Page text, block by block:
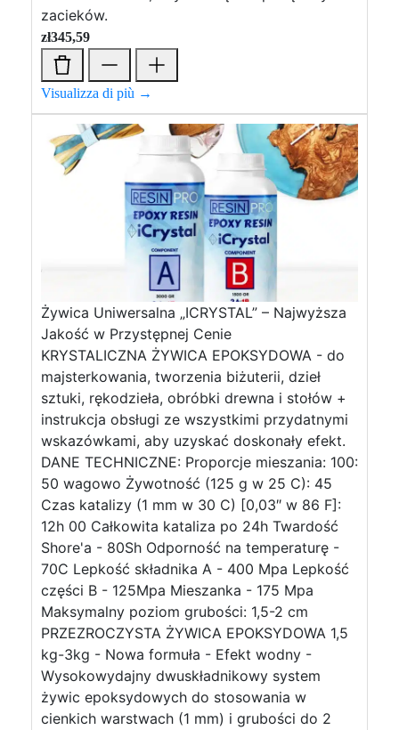
zacieków.
zł345,59
Visualizza di più →
Żywica Uniwersalna „ICRYSTAL” – Najwyższa
Jakość w Przystępnej Cenie
KRYSTALICZNA ŻYWICA EPOKSYDOWA - do
majsterkowania, tworzenia biżuterii, dzieł
sztuki, rękodzieła, obróbki drewna i stołów +
instrukcja obsługi ze wszystkimi przydatnymi
wskazówkami, aby uzyskać doskonały efekt.
DANE TECHNICZNE: Proporcje mieszania: 100:
50 wagowo Żywotność (125 g w 25 C): 45
Czas katalizy (1 mm w 30 C) [0,03″ w 86 F]:
12h 00 Całkowita kataliza po 24h Twardość
Shore'a - 80Sh Odporność na temperaturę -
70C Lepkość składnika A - 400 Mpa Lepkość
części B - 125Mpa Mieszanka - 175 Mpa
Maksymalny poziom grubości: 1,5-2 cm
PRZEZROCZYSTA ŻYWICA EPOKSYDOWA 1,5
kg-3kg - Nowa formuła - Efekt wodny -
Wysokowydajny dwuskładnikowy system
żywic epoksydowych do stosowania w
cienkich warstwach (1 mm) i grubości do 2